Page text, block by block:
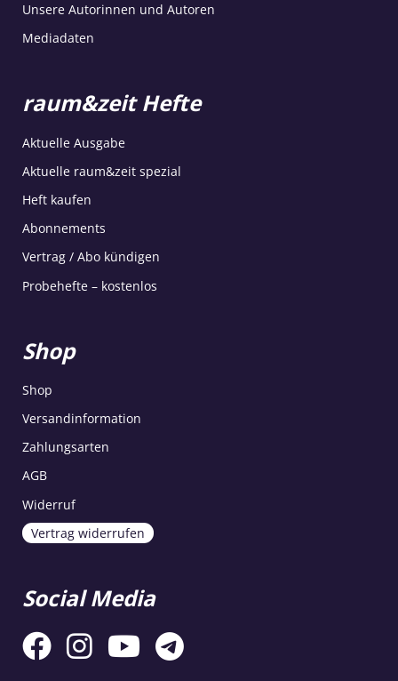
Unsere Autorinnen und Autoren
Mediadaten
raum&zeit Hefte
Aktuelle Ausgabe
Aktuelle raum&zeit spezial
Heft kaufen
Abonnements
Vertrag / Abo kündigen
Probehefte – kostenlos
Shop
Shop
Versandinformation
Zahlungsarten
AGB
Widerruf
Vertrag widerrufen
Social Media